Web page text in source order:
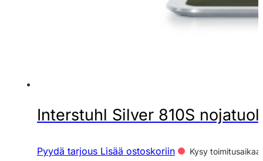
Interstuhl Silver 810S nojatuoli
Pyydä tarjous Lisää ostoskoriin Kysy toimitusaikaa